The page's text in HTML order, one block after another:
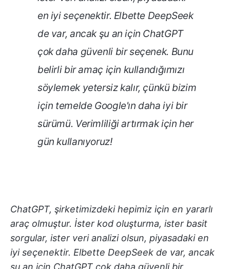
en iyi seçenektir. Elbette DeepSeek
de var, ancak şu an için ChatGPT
çok daha güvenli bir seçenek. Bunu
belirli bir amaç için kullandığımızı
söylemek yetersiz kalır, çünkü bizim
için temelde Google'ın daha iyi bir
sürümü. Verimliliği artırmak için her
gün kullanıyoruz!
ChatGPT, şirketimizdeki hepimiz için en yararlı
araç olmuştur. İster kod oluşturma, ister basit
sorgular, ister veri analizi olsun, piyasadaki en
iyi seçenektir. Elbette DeepSeek de var, ancak
şu an için ChatGPT çok daha güvenli bir